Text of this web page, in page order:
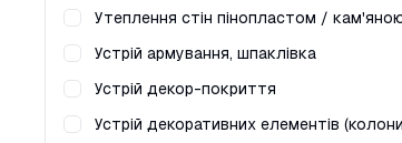
Устрій армування, шпаклівка
Устрій декор-покриття